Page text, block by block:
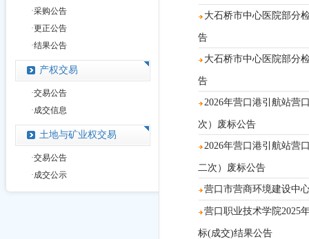
·采购公告
·更正公告
·结果公告
产权交易
·交易公告
·成交信息
土地与矿业权交易
·交易公告
·成交公示
大石桥市中心医院部分
告
大石桥市中心医院部分
告
2026年营口港引航站营
次）废标公告
2026年营口港引航站营
二次）废标公告
营口市营商环境建设中
营口职业技术学院2025
标(成交)结果公告